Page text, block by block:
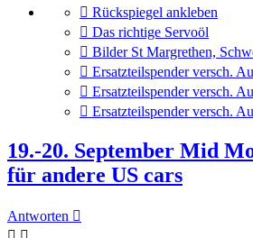
Gehe
zum
letzten
Beitrag
Rückspiegel ankleben
Gehe
zum
letzten
Beitrag
Das richtige Servoöl
Gehe
zum
letzten
Beitrag
Bilder St Margrethen,
Gehe
zum
letzten
Beitrag
Ersatzteilspender versch.
Gehe
zum
letzten
Ersatzteilspender versch.
Gehe
Beitrag
Ersatzteilspender versch.
19.-20. September Mid
für andere US cars
Antworten